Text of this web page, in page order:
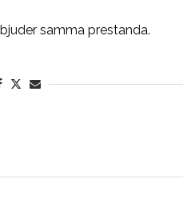
samma prestanda.